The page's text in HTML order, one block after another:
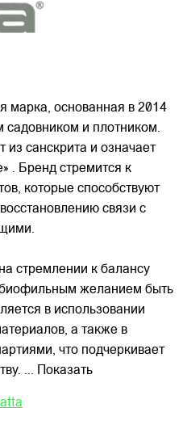
марка, основанная в 2014
и плотником.
из санскрита и означает
. Бренд стремится к
которые способствуют
связи с
стремлении к балансу
желанием быть
в использовании
а также в
что подчеркивает
... Показать